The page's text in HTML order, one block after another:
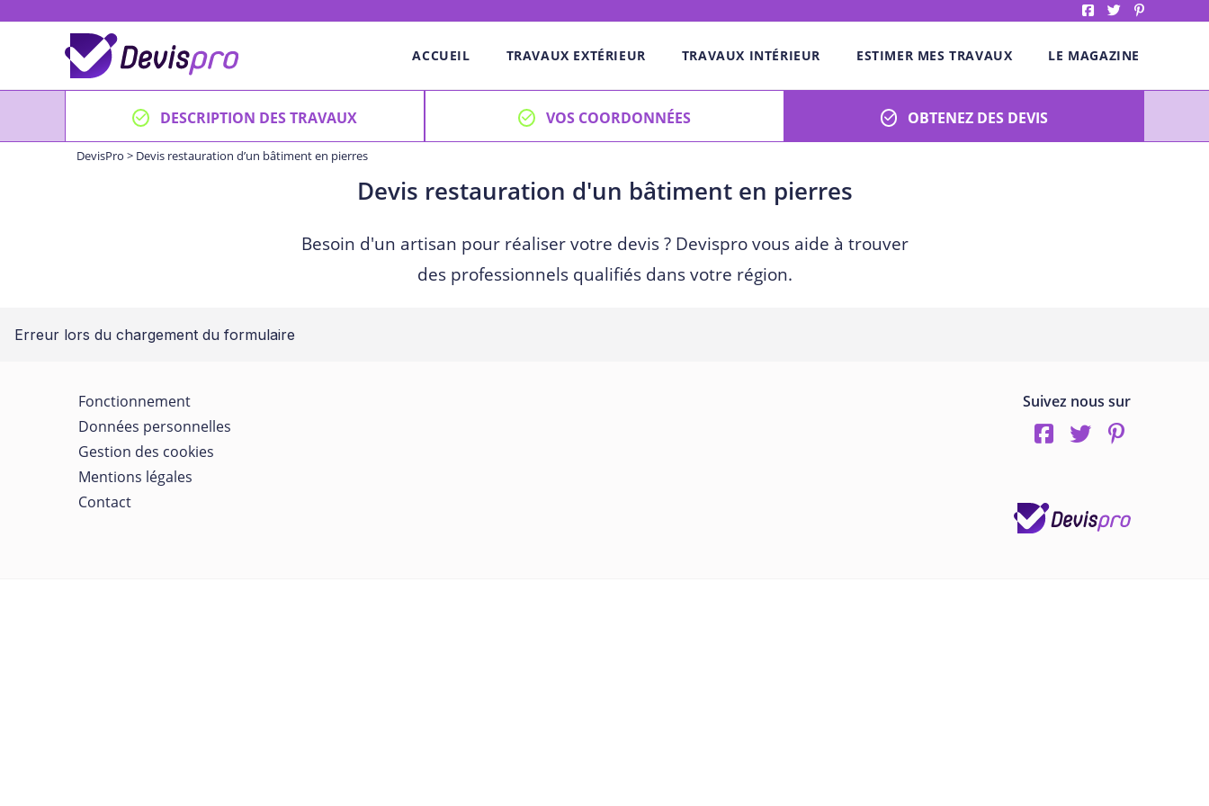
ACCUEIL TRAVAUX EXTÉRIEUR TRAVAUX INTÉRIEUR ESTIMER MES TRAVAUX LE MAGAZINE
DESCRIPTION DES TRAVAUX VOS COORDONNÉES OBTENEZ DES DEVIS
DevisPro > Devis restauration d’un bâtiment en pierres
Devis restauration d'un bâtiment en pierres
Besoin d'un artisan pour réaliser votre devis ? Devispro vous aide à trouver
des professionnels qualifiés dans votre région.
Erreur lors du chargement du formulaire
Fonctionnement
Données personnelles
Gestion des cookies
Mentions légales
Contact
Suivez nous sur